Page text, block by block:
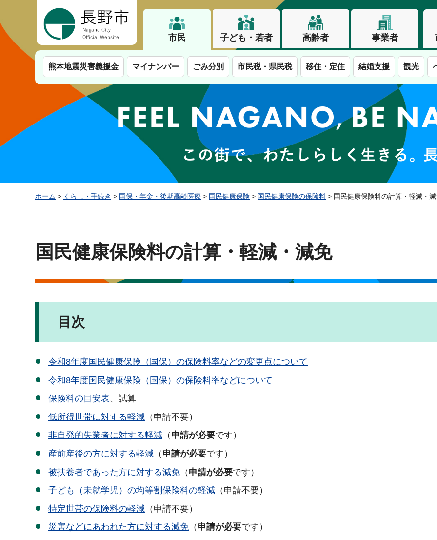
市民 子ども・若者 高齢者 事業者
熊本地震災害義援金 マイナンバー ごみ分別 市民税・県民税 移住・定住 結婚支援 観光
この街で、わたしらしく生きる。長野市
ホーム > くらし・手続き > 国保・年金・後期高齢医療 > 国民健康保険 > 国民健康保険の保険料 > 国民健康保険料の計算・軽減・
国民健康保険料の計算・軽減・減免
目次
令和8年度国民健康保険（国保）の保険料率などの変更点について
令和8年度国民健康保険（国保）の保険料率などについて
保険料の目安表、試算
低所得世帯に対する軽減 （申請不要）
非自発的失業者に対する軽減 （ 申請が必要です）
産前産後の方に対する軽減 （ 申請が必要です）
被扶養者であった方に対する減免 （ 申請が必要です）
子ども（未就学児）の均等割保険料の軽減 （申請不要）
特定世帯の保険料の軽減 （申請不要）
災害などにあわれた方に対する減免 （ 申請が必要です）